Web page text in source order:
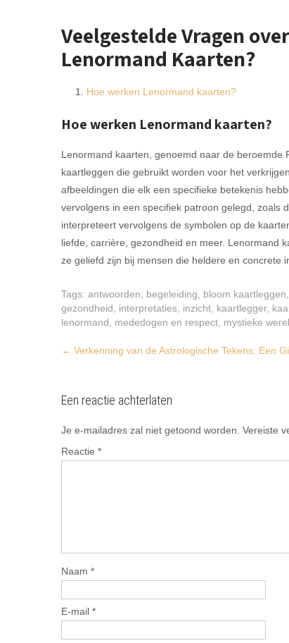
Veelgestelde Vragen
Lenormand Kaarten?
Hoe werken Lenormand kaarten?
Hoe werken Lenormand kaarten?
Lenormand kaarten, genoemd naar de
kaartleggen die gebruikt worden voor het
afbeeldingen die elk een specifieke betekenis
vervolgens in een specifiek patroon gelegd, zoals
interpreteert vervolgens de symbolen op de
liefde, carrière, gezondheid en meer. Lenormand
ze geliefd zijn bij mensen die heldere en concrete
Tags: antwoorden begeleiding bloom kaartleggen
gezondheid
interpretaties inzicht kaartlegger,
lenormand
mededogen en respect mystieke
Post
← Verkenning van de Astrologische Tekens: Een
Een reactie achterlaten
Je e-mailadres zal niet getoond worden. Vereiste
Reactie *
Naam *
E-mail *